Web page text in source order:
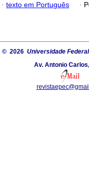
· texto em Português ·
© 2026 Universidade
Av. Antonio